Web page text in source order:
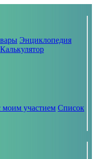
Энциклопедия
Калькулятор
участием Список